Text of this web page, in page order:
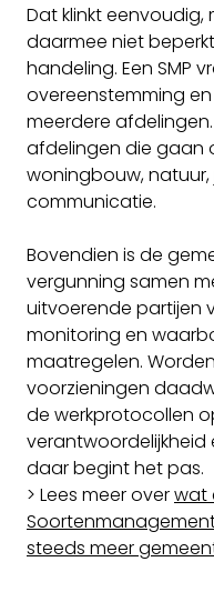
Dat klinkt eenvoudig,
daarmee niet
handeling. Een SMP
overeenstemming
meerdere
afdelingen die gaan
woningbouw, natuur,
communicatie.
Bovendien is de
vergunning samen
uitvoerende partijen
monitoring en
maatregelen.
voorzieningen
de werkprotocollen
daar begint het pas.
> Lees meer overwat
steeds meer